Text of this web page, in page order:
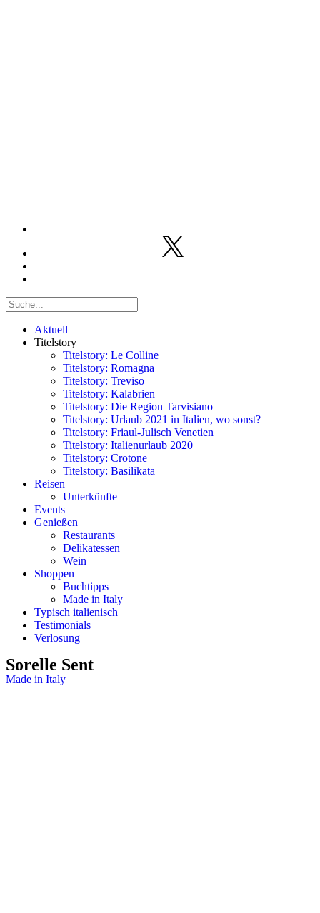
Aktuell
Titelstory
Titelstory: Le Colline
Titelstory: Romagna
Titelstory: Treviso
Titelstory: Kalabrien
Titelstory: Die Region Tarvisiano
Titelstory: Urlaub 2021 in Italien, wo sonst?
Titelstory: Friaul-Julisch Venetien
Titelstory: Italienurlaub 2020
Titelstory: Crotone
Titelstory: Basilikata
Reisen
Unterkünfte
Events
Genießen
Restaurants
Delikatessen
Wein
Shoppen
Buchtipps
Made in Italy
Typisch italienisch
Testimonials
Verlosung
Sorelle Sent
Made in Italy